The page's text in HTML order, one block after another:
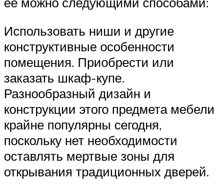
Использовать ниши и другие
конструктивные особенности
помещения. Приобрести или
заказать шкаф-купе.
Разнообразный дизайн и
конструкции этого предмета мебели
крайне популярны сегодня,
поскольку нет необходимости
оставлять мертвые зоны для
открывания традиционных дверей.